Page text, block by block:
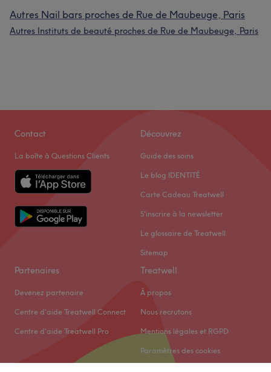
Autres Nail bars proches de Rue de Maubeuge, Paris
Autres Instituts de beauté proches de Rue de Maubeuge, Paris
Contact
La boîte à Questions Clients
Découvrez
Guide des soins
Le blog IDENTITÉ
Carte Cadeau Treatwell
S'inscrire à la newsletter
Le glossaire de Treatwell
Sitemap
Partenaires
Devenez partenaire
Centre d'aide Treatwell Connect
Centre d'aide Treatwell Pro
Treatwell
À propos
Nous recrutons
Mentions légales et RGPD
Paramètres des cookies